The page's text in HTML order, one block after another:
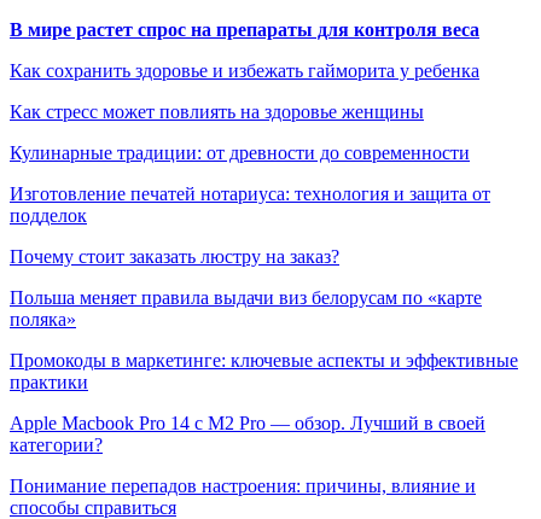
В мире растет спрос на препараты для контроля веса
Как сохранить здоровье и избежать гайморита у ребенка
Как стресс может повлиять на здоровье женщины
Кулинарные традиции: от древности до современности
Изготовление печатей нотариуса: технология и защита от
подделок
Почему стоит заказать люстру на заказ?
Польша меняет правила выдачи виз белорусам по «карте
поляка»
Промокоды в маркетинге: ключевые аспекты и эффективные
практики
Apple Macbook Pro 14 с M2 Pro — обзор. Лучший в своей
категории?
Понимание перепадов настроения: причины, влияние и
способы справиться